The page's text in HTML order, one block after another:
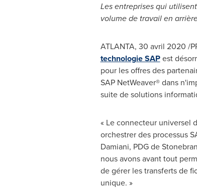
Les entreprises qui
volume de travail en
ATLANTA, 30 avril 2020 /
technologie SAPest
pour les offres des
SAP NetWeaver® dans
suite de solutions
« Le connecteur universel
orchestrer des processus
Damiani, PDG de
nous avons avant tout
de gérer les transferts de
unique. »